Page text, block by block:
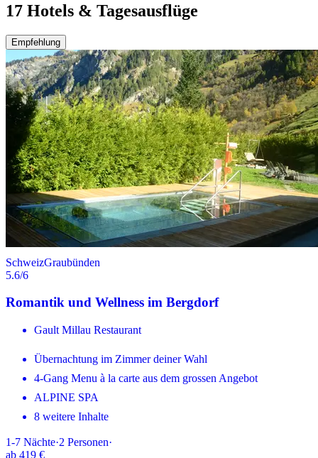
17 Hotels & Tagesausflüge
Empfehlung
SchweizGraubünden
5.6/6
Romantik und Wellness im Bergdorf
Gault Millau Restaurant
Übernachtung im Zimmer deiner Wahl
4-Gang Menu à la carte aus dem grossen Angebot
ALPINE SPA
8 weitere Inhalte
1-7 Nächte·2 Personen·
ab 419 €